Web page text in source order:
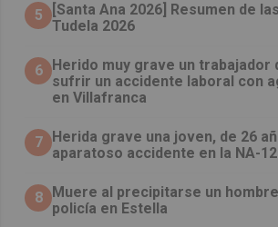
5
[Santa Ana 2026] Resumen de
Tudela 2026
6 Herido muy grave un trabajador
sufrir un accidente laboral con
en Villafranca
7 Herida grave una joven, de 26
aparatoso accidente en la NA-
8 Muere al precipitarse un
policía en Estella